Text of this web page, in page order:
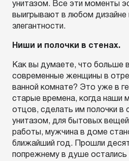
унитазом. Все эти моменты
выигрывают в любом
элегантности.
Ниши и полочки в стенах.
Как вы думаете, что больше
современные женщины в
ванной комнате? Это уже в
старые времена, когда наши
отцов, сделать им полочки в
унитазом, для бытовых
работы, мужчина в доме
ближайший год. Прошли
попрежнему в душе